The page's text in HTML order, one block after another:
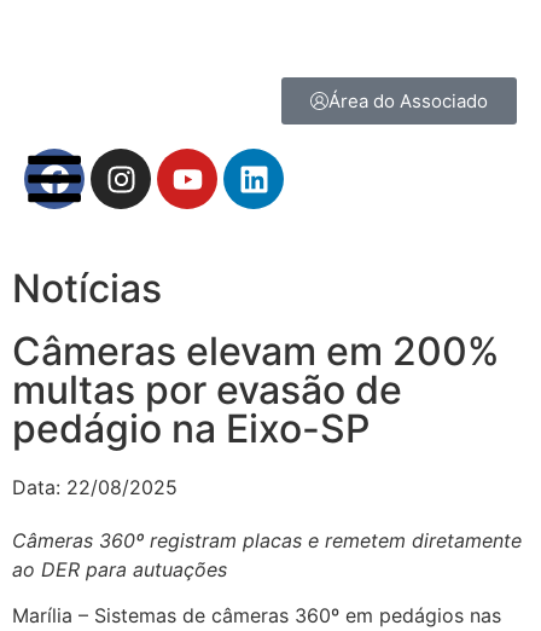
Área do Associado
Notícias
Câmeras elevam em 200%
multas por evasão de
pedágio na Eixo-SP
Data: 22/08/2025
Câmeras 360º registram placas e remetem diretamente
ao DER para autuações
Marília – Sistemas de câmeras 360º em pedágios nas